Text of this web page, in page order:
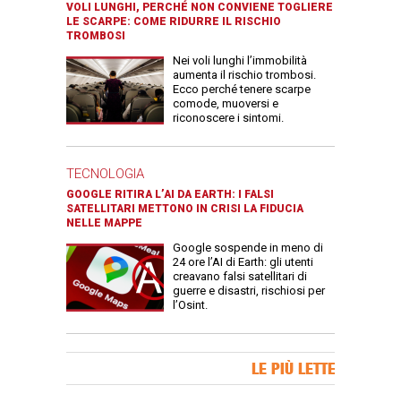
VOLI LUNGHI, PERCHÉ NON CONVIENE TOGLIERE
LE SCARPE: COME RIDURRE IL RISCHIO
TROMBOSI
Nei voli lunghi l’immobilità
aumenta il rischio trombosi.
Ecco perché tenere scarpe
comode, muoversi e
riconoscere i sintomi.
TECNOLOGIA
GOOGLE RITIRA L’AI DA EARTH: I FALSI
SATELLITARI METTONO IN CRISI LA FIDUCIA
NELLE MAPPE
Google sospende in meno di
24 ore l’AI di Earth: gli utenti
creavano falsi satellitari di
guerre e disastri, rischiosi per
l’Osint.
LE PIÙ LETTE